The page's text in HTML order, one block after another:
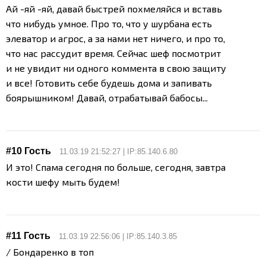
Ай -яй -яй, давай быстрей похмеляйся и вставь
что нибудь умное. Про то, что у шурбана есть
элеватор и агрос, а за нами нет ничего, и про то,
что нас рассудит время. Сейчас шеф посмотрит
и не увидит ни одного коммента в свою защиту
и все! Готовить себе будешь дома и запивать
боярышником! Давай, отрабатывай бабосы...
#10 Гость 11.03.19 21:52:27 | IP:85.140.6.80
И это! Спама сегодня по больше, сегодня, завтра
кости шефу мыть будем!
#11 Гость 11.03.19 22:56:06 | IP:85.140.3.85
/ Бондаренко в топ